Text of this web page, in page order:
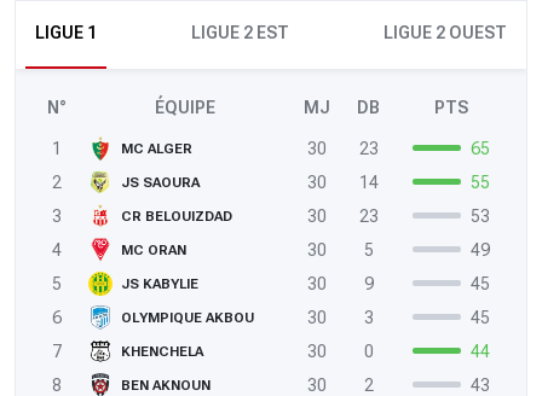
LIGUE 1 LIGUE 2 EST LIGUE 2 OUEST
N° ÉQUIPE MJ DB PTS
1 MC ALGER 30 23
65
2
JS SAOURA 30 14
55
3
CR BELOUIZDAD 30 23
53
4
MC ORAN 30 5
49
5
JS KABYLIE 30 9
45
6
OLYMPIQUE AKBOU 30 3
45
7
KHENCHELA 30 0
44
8
BEN AKNOUN 30 2
43